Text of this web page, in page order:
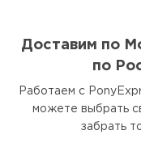
Доставим по
по
Работаем с
можете выбрать
забрать